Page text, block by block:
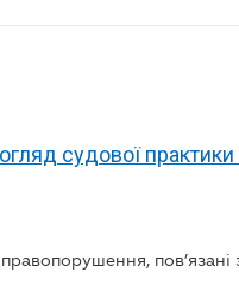
судової